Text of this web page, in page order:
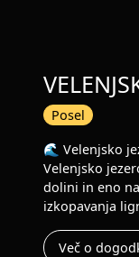
Posel
🌊 Velenjsko
Velenjsko
dolini in eno
izkopavanja
Več o